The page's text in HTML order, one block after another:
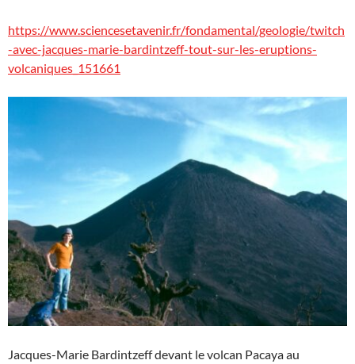
https://www.sciencesetavenir.fr/fondamental/geologie/twitch
-avec-jacques-marie-bardintzeff-tout-sur-les-eruptions-
volcaniques_151661
Jacques-Marie Bardintzeff devant le volcan Pacaya au